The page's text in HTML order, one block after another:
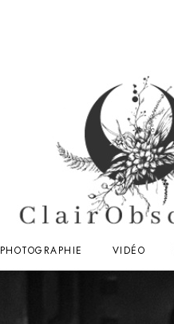
PHOTOGRAPHIE VIDÉO